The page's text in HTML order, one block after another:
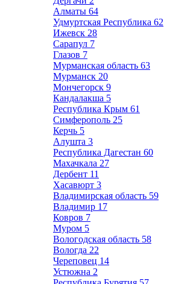
Алматы 64
Удмуртская Республика 62
Ижевск 28
Сарапул 7
Глазов 7
Мурманская область 63
Мурманск 20
Мончегорск 9
Кандалакша 5
Республика Крым 61
Симферополь 25
Керчь 5
Алушта 3
Республика Дагестан 60
Махачкала 27
Дербент 11
Хасавюрт 3
Владимирская область 59
Владимир 17
Ковров 7
Муром 5
Вологодская область 58
Вологда 22
Череповец 14
Устюжна 2